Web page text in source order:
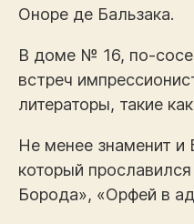
Оноре де Бальзака.
В доме № 16, по-
встреч
литераторы, такие
Не менее знаменит
который
Борода», «Орфей в